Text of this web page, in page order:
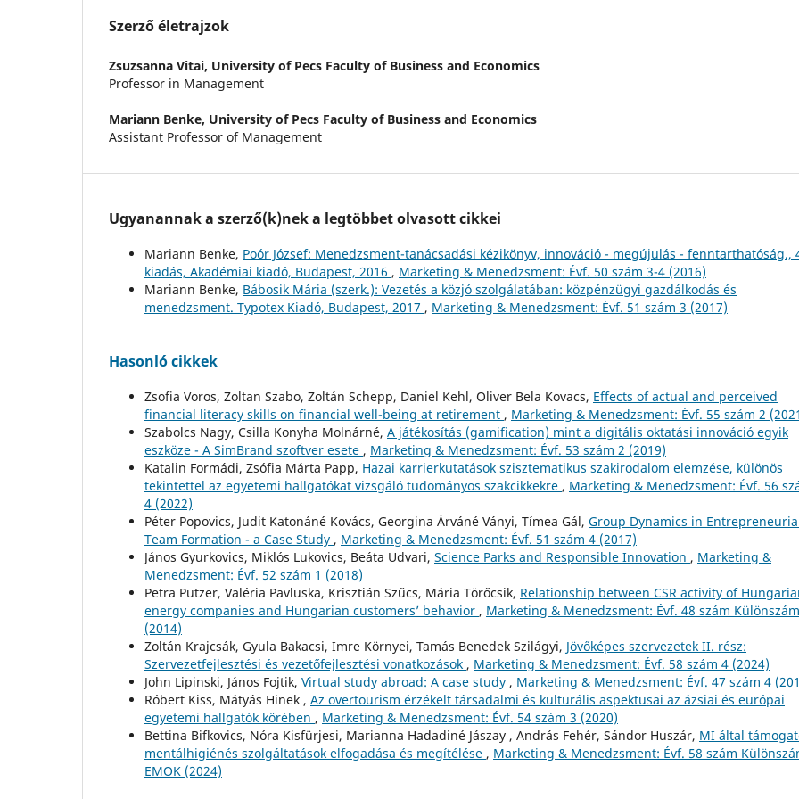
Szerző életrajzok
Zsuzsanna Vitai, University of Pecs Faculty of Business and Economics
Professor in Management
Mariann Benke, University of Pecs Faculty of Business and Economics
Assistant Professor of Management
Ugyanannak a szerző(k)nek a legtöbbet olvasott cikkei
Mariann Benke, Poór József: Menedzsment-tanácsadási kézikönyv, innováció - megújulás - fenntarthatóság.,
kiadás, Akadémiai kiadó, Budapest, 2016 , Marketing & Menedzsment: Évf. 50 szám 3-4 (2016)
Mariann Benke, Bábosik Mária (szerk.): Vezetés a közjó szolgálatában: közpénzügyi gazdálkodás és
menedzsment. Typotex Kiadó, Budapest, 2017 , Marketing & Menedzsment: Évf. 51 szám 3 (2017)
Hasonló cikkek
Zsofia Voros, Zoltan Szabo, Zoltán Schepp, Daniel Kehl, Oliver Bela Kovacs, Effects of actual and perceived
financial literacy skills on financial well-being at retirement , Marketing & Menedzsment: Évf. 55 szám 2
Szabolcs Nagy, Csilla Konyha Molnárné, A játékosítás (gamification) mint a digitális oktatási innováció egyik
eszköze - A SimBrand szoftver esete , Marketing & Menedzsment: Évf. 53 szám 2 (2019)
Katalin Formádi, Zsófia Márta Papp, Hazai karrierkutatások szisztematikus szakirodalom elemzése, különös
tekintettel az egyetemi hallgatókat vizsgáló tudományos szakcikkekre , Marketing & Menedzsment: Évf. 56
4 (2022)
Péter Popovics, Judit Katonáné Kovács, Georgina Árváné Ványi, Tímea Gál, Group Dynamics in
Team Formation - a Case Study , Marketing & Menedzsment: Évf. 51 szám 4 (2017)
János Gyurkovics, Miklós Lukovics, Beáta Udvari, Science Parks and Responsible Innovation , Marketing &
Menedzsment: Évf. 52 szám 1 (2018)
Petra Putzer, Valéria Pavluska, Krisztián Szűcs, Mária Törőcsik, Relationship between CSR activity of
energy companies and Hungarian customers’ behavior , Marketing & Menedzsment: Évf. 48 szám Különszám
(2014)
Zoltán Krajcsák, Gyula Bakacsi, Imre Környei, Tamás Benedek Szilágyi, Jövőképes szervezetek II. rész:
Szervezetfejlesztési és vezetőfejlesztési vonatkozások , Marketing & Menedzsment: Évf. 58 szám 4 (2024)
John Lipinski, János Fojtik, Virtual study abroad: A case study , Marketing & Menedzsment: Évf. 47 szám 4
Róbert Kiss, Mátyás Hinek , Az overtourism érzékelt társadalmi és kulturális aspektusai az ázsiai és európai
egyetemi hallgatók körében , Marketing & Menedzsment: Évf. 54 szám 3 (2020)
Bettina Bifkovics, Nóra Kisfürjesi, Marianna Hadadiné Jászay , András Fehér, Sándor Huszár, MI által
mentálhigiénés szolgáltatások elfogadása és megítélése , Marketing & Menedzsment: Évf. 58 szám
EMOK (2024)